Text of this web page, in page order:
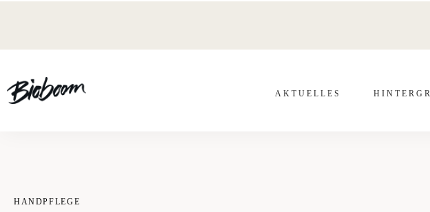
AKTU­EL­LES
HAND­PFLE­GE